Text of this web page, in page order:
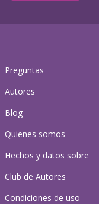
Preguntas
Autores
Blog
Quienes somos
Hechos y datos sobre
Club de Autores
Condiciones de uso